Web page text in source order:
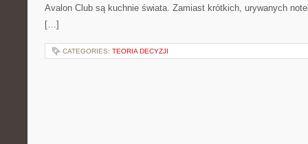
Avalon Club są kuchnie świata. Zamiast krótkich, urywanych
[…]
CATEGORIES: TEORIA DECYZJI